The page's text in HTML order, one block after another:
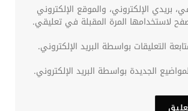
بريدي الإلكتروني، والموقع الإلكتروني
لاستخدامها المرة المقبلة في تعليقي.
التعليقات بواسطة البريد الإلكتروني.
الجديدة بواسطة البريد الإلكتروني.